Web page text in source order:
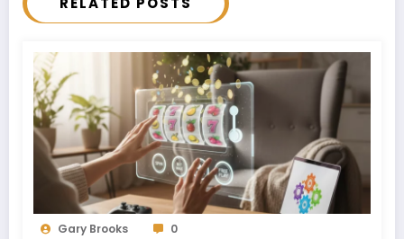
Gary Brooks 0